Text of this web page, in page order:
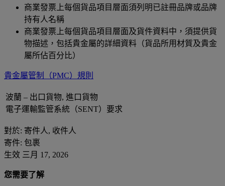
商業發票上每個貨品項目層面須列明已註冊品牌或品牌
持有人名稱
商業發票上每個貨品項目層面及貨件資料中，須提供貨
物描述，包括貴金屬的詳細資料（貨品所用材質及貴金
屬所佔百分比）
貴金屬管制（PMC）規則
波蘭 – 出口貨物, 進口貨物
電子運輸監管系統（SENT）要求
對於: 寄件人, 收件人
寄件: 包裹
生效 三月 17, 2026
您需要了解